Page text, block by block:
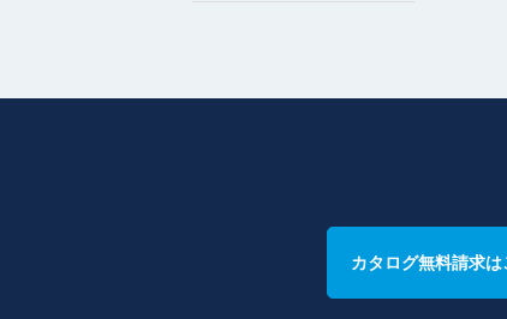
カタログ無料請求は